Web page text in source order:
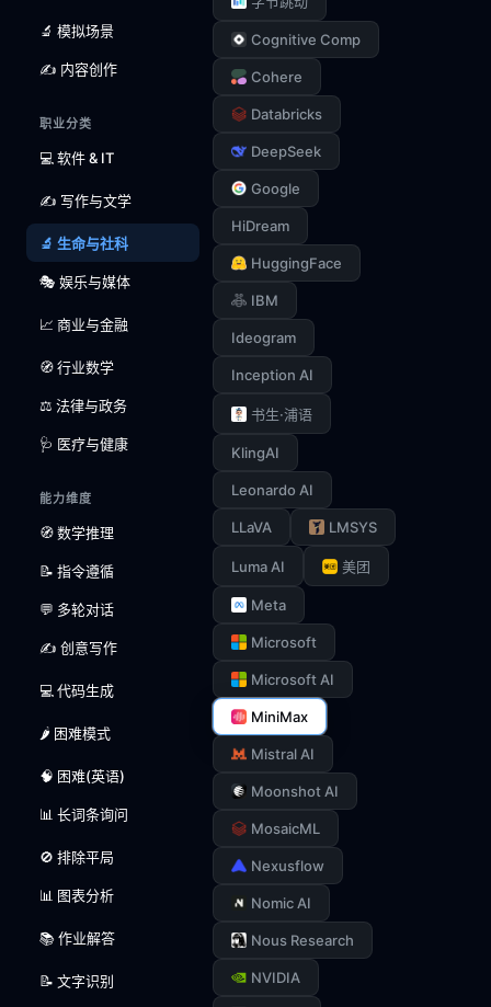
🔬 模拟场景
✍️ 内容创作
职业分类
💻 软件 & IT
✍️ 写作与文学
🔬 生命与社科
🎭 娱乐与媒体
📈 商业与金融
🧭 行业数学
⚖️ 法律与政务
🩺 医疗与健康
能力维度
🧭 数学推理
📝 指令遵循
💬 多轮对话
✍️ 创意写作
💻 代码生成
🌶️ 困难模式
🧠 困难(英语)
📊 长词条询问
🚫 排除平局
📊 图表分析
📚 作业解答
📝 文字识别
Cognitive Comp
Cohere
Databricks
DeepSeek
Google
HiDream
HuggingFace
IBM
Ideogram
Inception AI
书生·浦语
KlingAI
Leonardo AI
LLaVA LMSYS
Luma AI 美团
Meta
Microsoft
Microsoft AI
MiniMax
Mistral AI
Moonshot AI
MosaicML
Nexusflow
Nomic AI
Nous Research
NVIDIA